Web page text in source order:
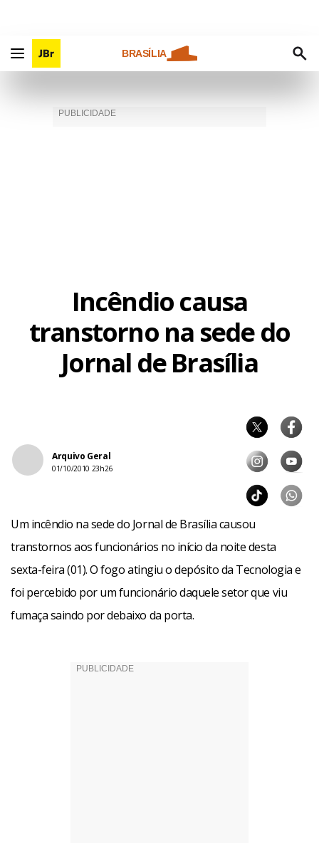
BRASÍLIA
Incêndio causa
transtorno na sede do
Jornal de Brasília
Arquivo Geral
01/10/2010 23h26
Um incêndio na sede do Jornal de Brasília causou
transtornos aos funcionários no início da noite desta
sexta-feira (01). O fogo atingiu o depósito da Tecnologia e
foi percebido por um funcionário daquele setor que viu
fumaça saindo por debaixo da porta.